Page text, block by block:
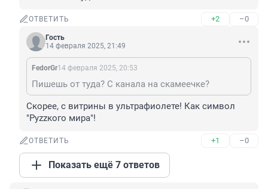
ОТВЕТИТЬ +2 –0
Гость
14 февраля 2025, 21:49
FedorGr14 февраля 2025, 20:53
Пишешь от туда? С канала на скамеечке?
Скорее, с витрины в ультрафиолете! Как символ
"Руzzкого мира"!
ОТВЕТИТЬ +1 –0
Показать ещё 7 ответов